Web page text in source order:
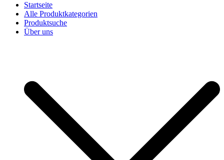
Startseite
Alle Produktkategorien
Produktsuche
Über uns